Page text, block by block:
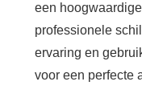
een
professionele
ervaring en
voor een perfecte